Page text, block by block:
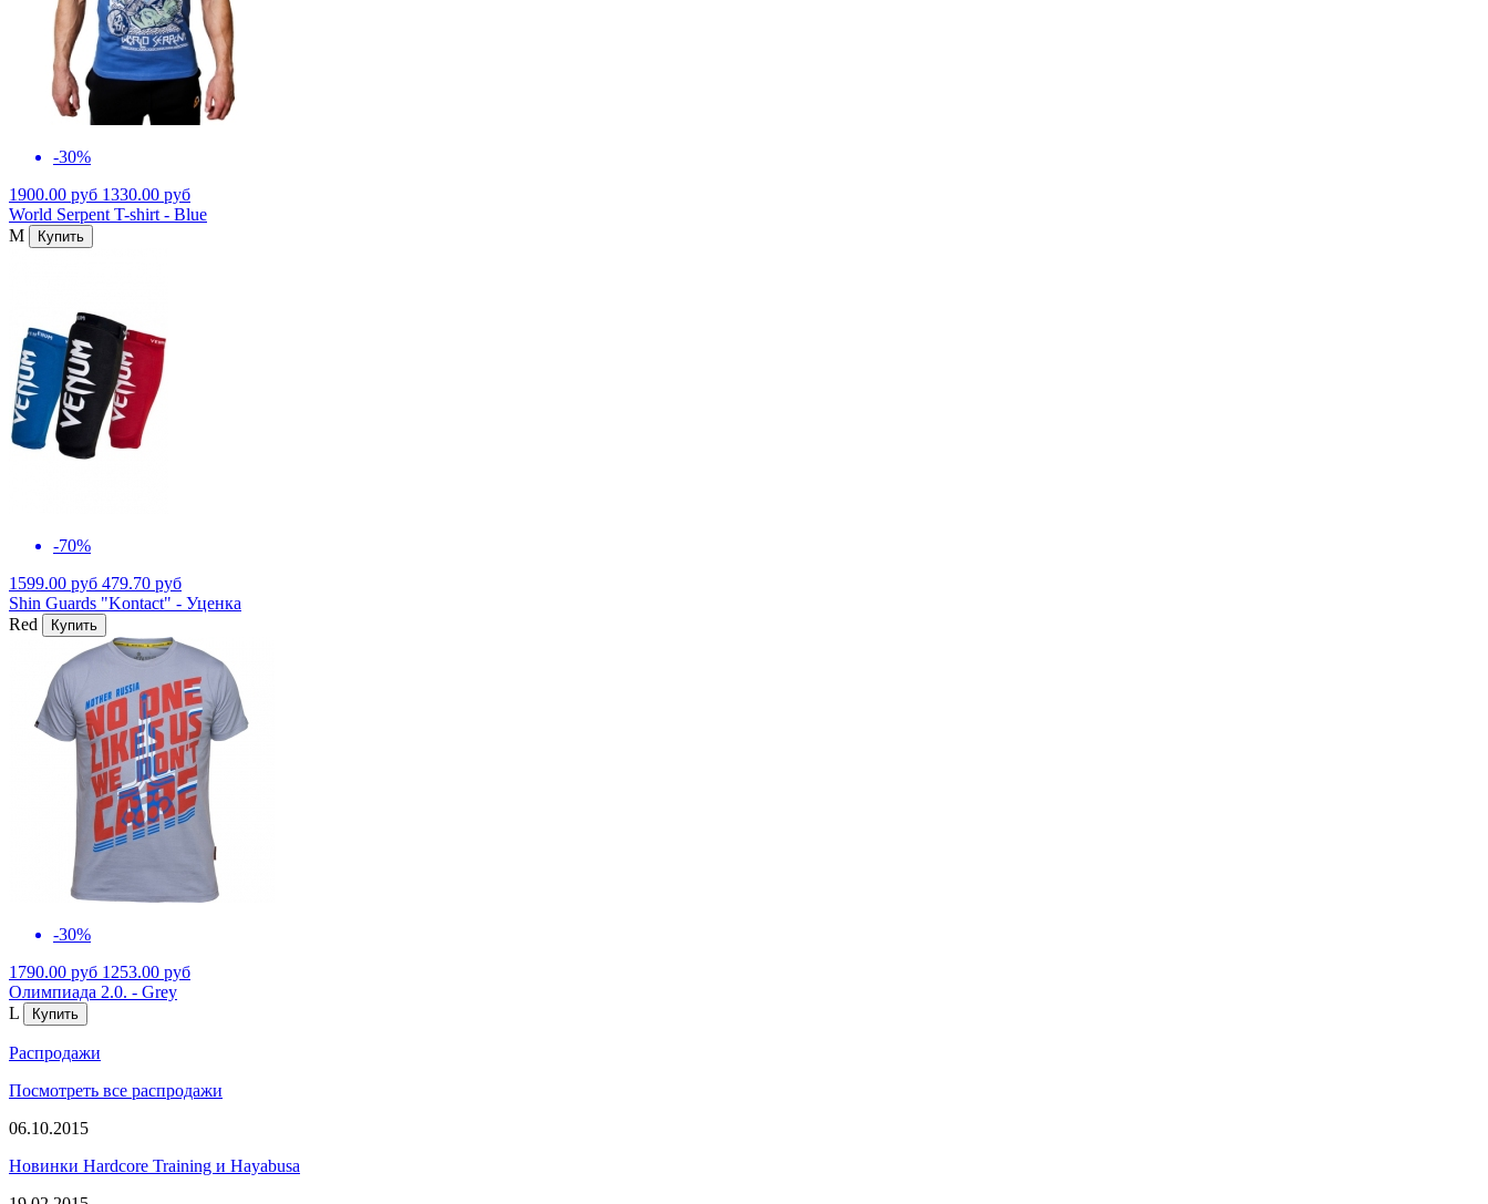
-30%
1900.00 руб 1330.00 руб
World Serpent T-shirt - Blue
M
-70%
1599.00 руб 479.70 руб
Shin Guards "Kontact" - Уценка
Red
-30%
1790.00 руб 1253.00 руб
Олимпиада 2.0. - Grey
L
Распродажи
Посмотреть все распродажи
06.10.2015
Новинки Hardcore Training и Hayabusa